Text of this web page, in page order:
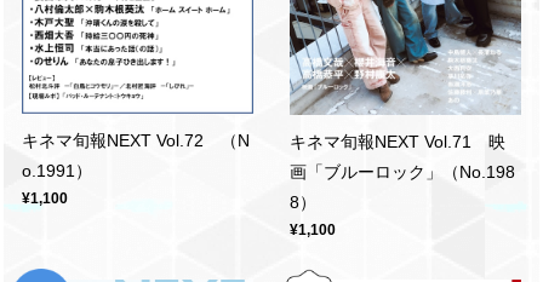
キネマ旬報NEXT Vol.72 （N
o.1991）
¥1,100
キネマ旬報NEXT Vol.71 映
画「ブルーロック」（No.198
8）
¥1,100